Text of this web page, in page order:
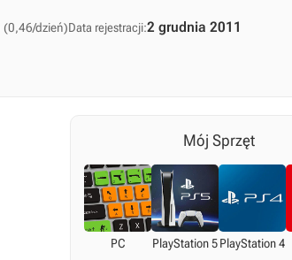
(0,46/dzień)Data rejestracji:2 grudnia 2011
Mój Sprzęt
PC PlayStation 5PlayStation 4